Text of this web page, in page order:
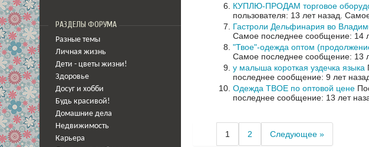
РАЗДЕЛЫ ФОРУМА
Разные темы
Личная жизнь
Дети - цветы жизни!
Здоровье
Досуг и хобби
Будь красивой!
Домашние дела
Недвижимость
Карьера
КУПЛЮ-ПРОДАМ торговое
пользователя: 13 лет назад.
Гастроли Дельфинария во
Самое последнее сообщение: 14
"Твое"-одежда оптом
Самое последнее сообщение: 13
у малыша короткая уздечка языка
последнее сообщение: 9 лет
Одежда ТВОЕ по оптовой цене
последнее сообщение: 13 лет
1 2 Следующее »